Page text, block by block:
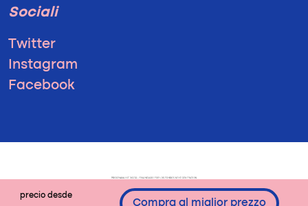
precio desde
Compra al miglior prezzo
Sociali
Twitter
Instagram
Facebook